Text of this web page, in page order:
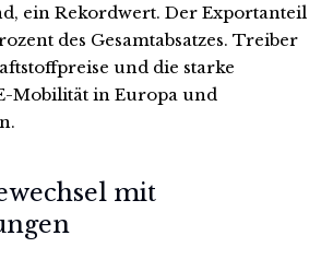
ein Rekordwert. Der Exportanteil
des Gesamtabsatzes. Treiber
und die starke
Mobilität in Europa und
mit